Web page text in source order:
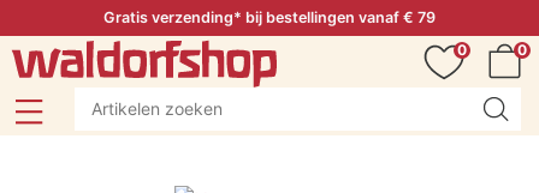
Gratis verzending* bij bestellingen vanaf € 79
0
0